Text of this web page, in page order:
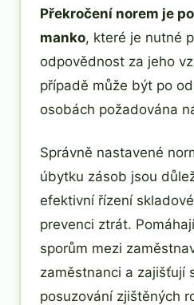
Překročení norem je
manko, které je nutné
odpovědnost za jeho
případě může být po
osobách požadována
Správně nastavené
úbytku zásob jsou
efektivní řízení
prevenci ztrát.
sporům mezi
zaměstnanci a zajišťují
posuzování zjištěných